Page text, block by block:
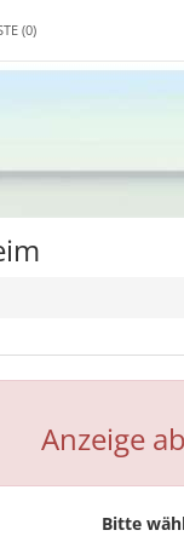
(0)
Anzeige
Bitte